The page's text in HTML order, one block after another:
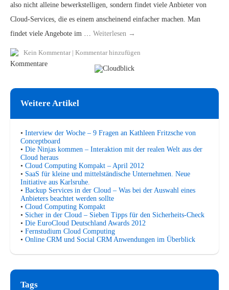
also nicht alleine bewerkstelligen, sondern findet viele Anbieter von
Cloud-Services, die es einem anscheinend einfacher machen. Man
findet viele Angebote im … Weiterlesen →
Kein Kommentar| Kommentar hinzufügen
Weitere Artikel
• Interview der Woche – 9 Fragen an Kathleen Fritzsche von
Conceptboard
• Die Ninjas kommen – Interaktion mit der realen Welt aus der
Cloud heraus
• Cloud Computing Kompakt – April 2012
• SaaS für kleine und mittelständische Unternehmen. Neue
Initiative aus Karlsruhe.
• Backup Services in der Cloud – Was bei der Auswahl eines
Anbieters beachtet werden sollte
• Cloud Computing Kompakt
• Sicher in der Cloud – Sieben Tipps für den Sicherheits-Check
• Die EuroCloud Deutschland Awards 2012
• Fernstudium Cloud Computing
• Online CRM und Social CRM Anwendungen im Überblick
Tags